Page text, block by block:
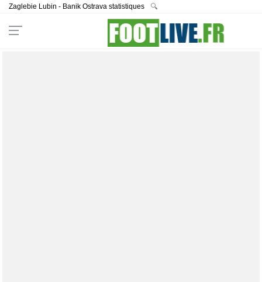
Zaglebie Lubin - Banik Ostrava statistiques 🔍